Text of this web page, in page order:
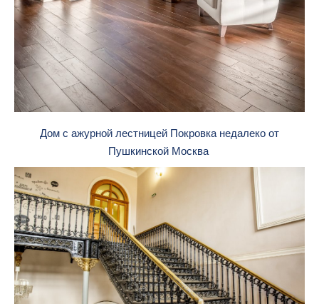
Дом с ажурной лестницей Покровка недалеко от
Пушкинской Москва